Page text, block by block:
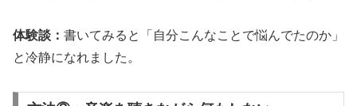
体験談： 書いてみると「自分こんなことで悩んでたのか」
と冷静になれました。